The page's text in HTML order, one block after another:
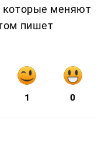
которые меняют
пишет
1 0